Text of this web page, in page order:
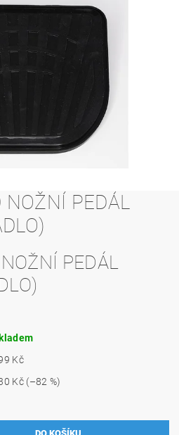
NOŽNÍ PEDÁL
PEDÁL
Kč
Kč (–82 %)